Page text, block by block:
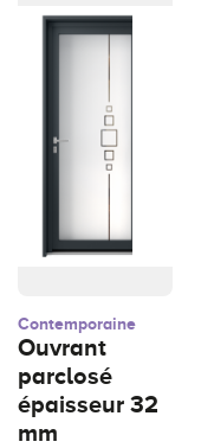
Contemporaine
Ouvrant
parclosé
épaisseur 32
mm